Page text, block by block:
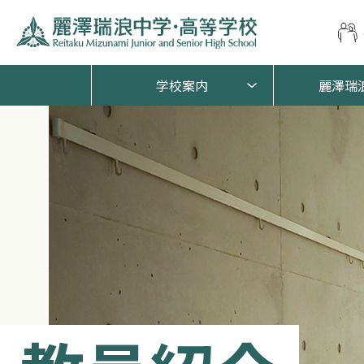
学校案内 麗澤瑞